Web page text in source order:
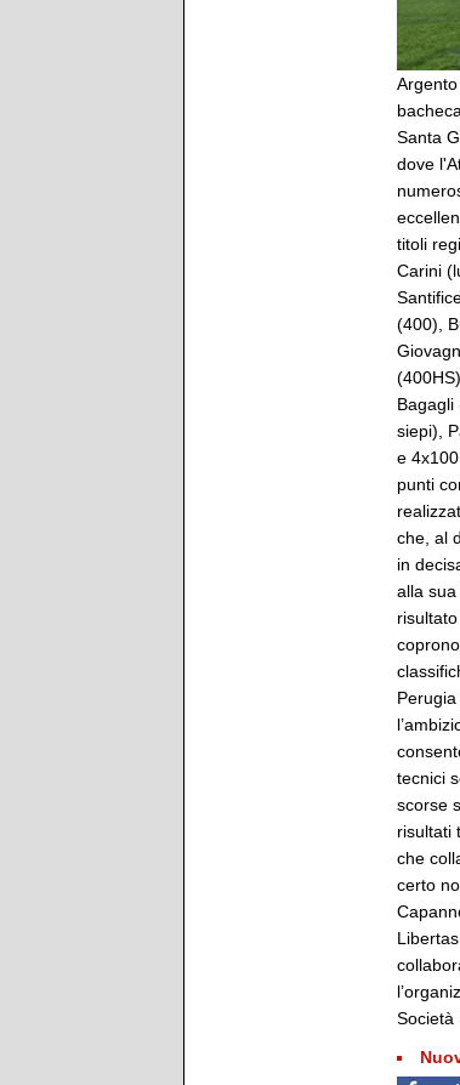
Santa
dove
titoli
Carini
(400),
siepi),
e
punti
che, al
in
alla
tecnici
scorse
risultati
che
certo
Società